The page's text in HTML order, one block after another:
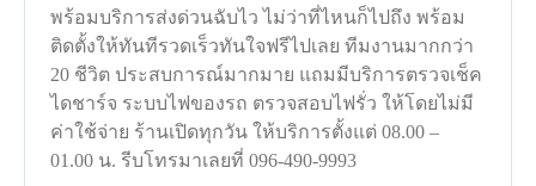
พร้อมบริการส่งด่วนฉับไว ไม่ว่าที่ไหนก็ไปถึง พร้อม
ติดตั้งให้ทันทีรวดเร็วทันใจฟรีไปเลย ทีมงานมากกว่า
20 ชีวิต ประสบการณ์มากมาย แถมมีบริการตรวจเช็ค
ไดชาร์จ ระบบไฟของรถ ตรวจสอบไฟรั่ว ให้โดยไม่มี
ค่าใช้จ่าย ร้านเปิดทุกวัน ให้บริการตั้งแต่ 08.00 –
01.00 น. รีบโทรมาเลยที่ 096-490-9993